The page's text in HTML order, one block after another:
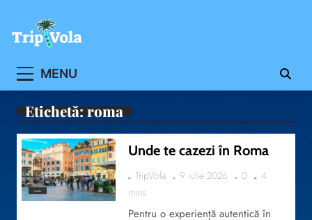
content
MENU
Etichetă:roma
TRAVEL
Unde te cazezi în Roma
TripVola 9 iulie 2026 0
4
mins
Pentru o experiență autentică în